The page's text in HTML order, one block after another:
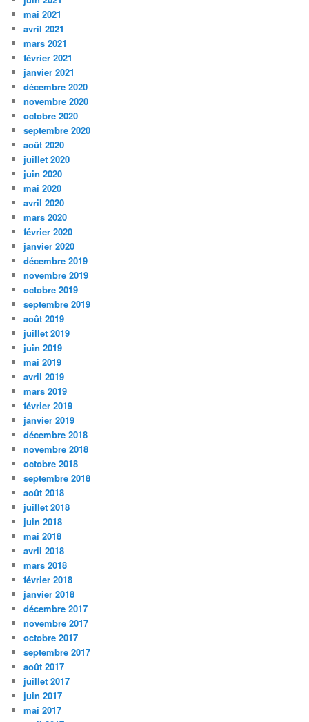
mai 2021
avril 2021
mars 2021
février 2021
janvier 2021
décembre 2020
novembre 2020
octobre 2020
septembre 2020
août 2020
juillet 2020
juin 2020
mai 2020
avril 2020
mars 2020
février 2020
janvier 2020
décembre 2019
novembre 2019
octobre 2019
septembre 2019
août 2019
juillet 2019
juin 2019
mai 2019
avril 2019
mars 2019
février 2019
janvier 2019
décembre 2018
novembre 2018
octobre 2018
septembre 2018
août 2018
juillet 2018
juin 2018
mai 2018
avril 2018
mars 2018
février 2018
janvier 2018
décembre 2017
novembre 2017
octobre 2017
septembre 2017
août 2017
juillet 2017
juin 2017
mai 2017